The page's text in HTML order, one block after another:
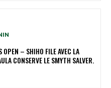
OPEN – SHIHO FILE AVEC LA
CONSERVE LE SMYTH SALVER.